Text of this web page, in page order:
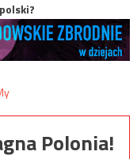
Polonia!